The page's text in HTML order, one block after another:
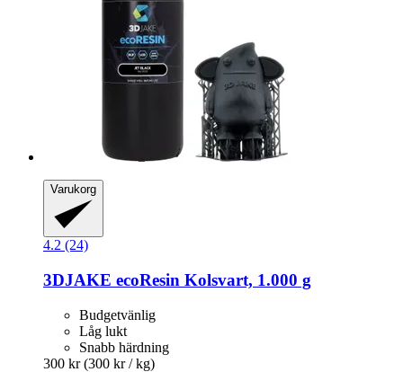
Varukorg
4.2 (24)
3DJAKE ecoResin Kolsvart, 1.000 g
Budgetvänlig
Låg lukt
Snabb härdning
300 kr (300 kr / kg)